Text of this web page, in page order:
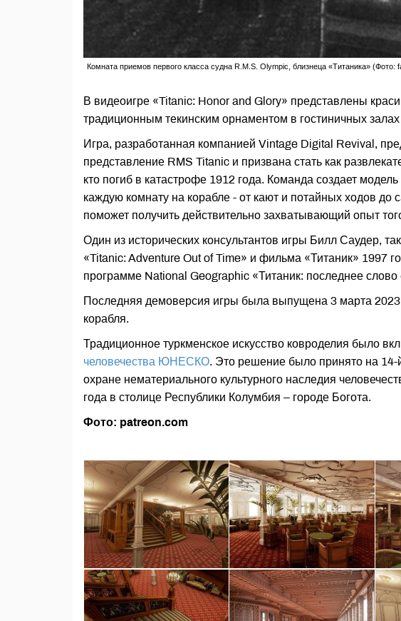
Комната приемов первого класса судна R.M.S. Olympic, близнеца «Титаника» (Фото:
В видеоигре «Titanic: Honor and Glory» представлены
традиционным текинским орнаментом в гостиничных
Игра, разработанная компанией Vintage Digital Revival,
представление RMS Titanic и призвана стать как
кто погиб в катастрофе 1912 года. Команда создает
каждую комнату на корабле - от кают и потайных ходов
поможет получить действительно захватывающий опыт
Один из исторических консультантов игры Билл Саудер,
«Titanic: Adventure Out of Time» и фильма «Титаник» 1997
программе National Geographic «Титаник: последнее
Последняя демоверсия игры была выпущена 3 марта 2023
корабля.
Традиционное туркменское искусство ковроделия было
человечества ЮНЕСКО. Это решение было принято на 14-
охране нематериального культурного наследия
года в столице Республики Колумбия – городе Богота.
Фото: patreon.com